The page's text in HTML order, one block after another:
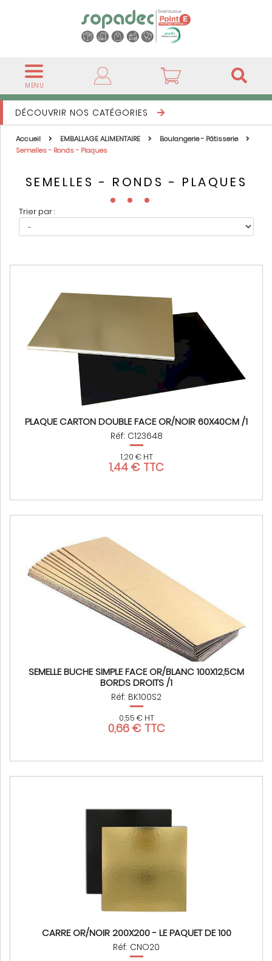
MENU
DÉCOUVRIR NOS CATÉGORIES
Accueil EMBALLAGE ALIMENTAIRE
Boulangerie - Pâtisserie
Semelles - Ronds - Plaques
SEMELLES - RONDS - PLAQUES
Trier par :
PLAQUE CARTON DOUBLE FACE OR/NOIR 60X40CM /1
Réf: C123648
1,20 € HT
1,44 € TTC
SEMELLE BUCHE SIMPLE FACE OR/BLANC 100X12,5CM
BORDS DROITS /1
Réf: BK100S2
0,55 € HT
0,66 € TTC
CARRE OR/NOIR 200X200 - LE PAQUET DE 100
Réf: CNO20